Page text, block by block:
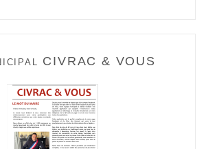
CIVRAC & VOUS